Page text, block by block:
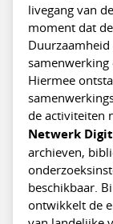
livegang van
moment dat
Duurzaamheid
samenwerking
Hiermee
de activiteiten
Netwerk
archieven,
beschikbaar.
ontwikkelt de